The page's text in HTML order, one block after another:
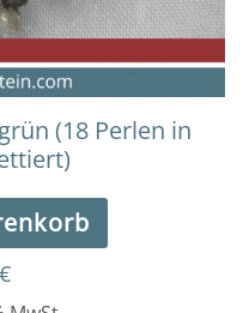
(18 Perlen in
€